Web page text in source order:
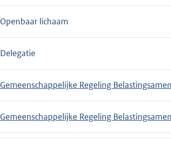
Openbaar lichaam
Delegatie
Gemeenschappelijke Regeling
Gemeenschappelijke Regeling